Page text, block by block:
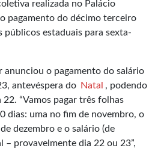
realizada no Palácio
pagamento do décimo terceiro
públicos estaduais para sexta-
anunciou o pagamento do salário
antevéspera do Natal , podendo
“Vamos pagar três folhas
dias: uma no fim de novembro, o
dezembro e o salário (de
– provavelmente dia 22 ou 23”,